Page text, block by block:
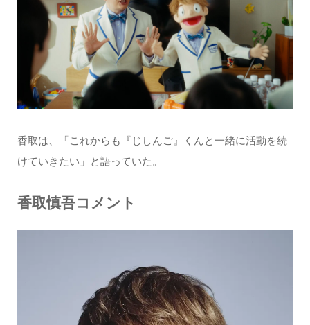
香取は、「これからも『じしんご』くんと一緒に活動を続
けていきたい」と語っていた。
香取慎吾コメント